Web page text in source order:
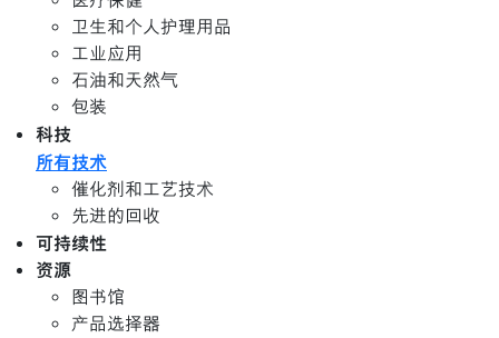
卫生和个人护理用品
工业应用
石油和天然气
包装
科技
所有技术
催化剂和工艺技术
先进的回收
可持续性
资源
图书馆
产品选择器